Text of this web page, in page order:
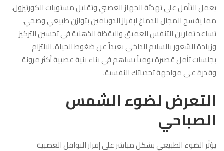
يعمل التأمل على تهدئة الجهاز العصبي وتقليل مستويات الكورتيزول،
مما يفسح المجال للدماغ لإفراز الدوبامين بتوازن طبيعي وصحي،
تساعد تمارين التنفس العميق واليقظة الذهنية في تحسين التركيز
وزيادة الشعور بالسلام الداخلي بعيداً عن ضغوط الحياة. الالتزام
بجلسات تأمل قصيرة يومياً يساهم في بناء بنية عصبية أكثر مرونة
وقدرة على مواجهة تحدياتك النفسية.
التعرض لضوء الشمس
الصباحي
يؤثّر الضوء الطبيعي بشكل مباشر على إفراز النواقل العصبية